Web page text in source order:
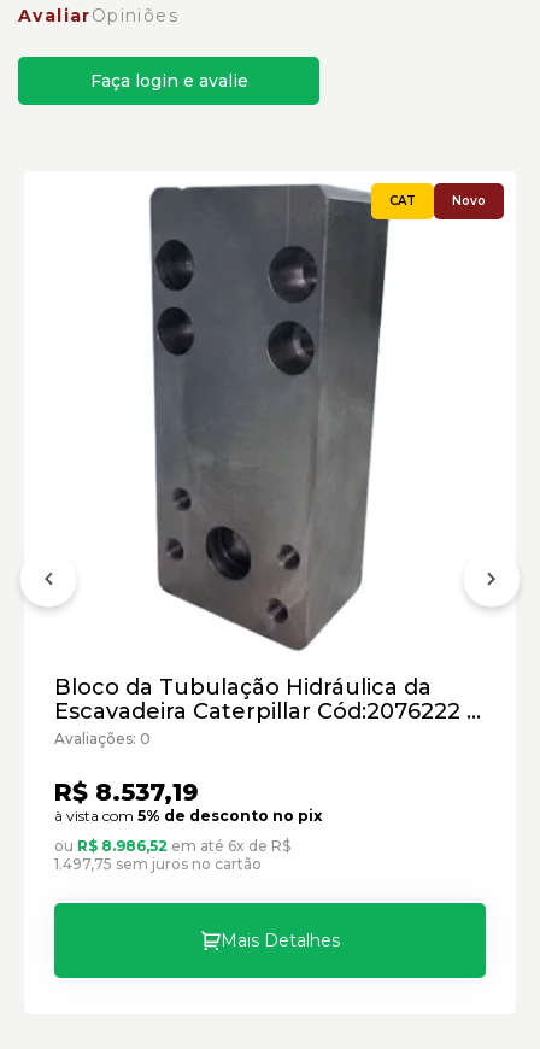
Escavadeiras Caterpillar:
Motor Caterpillar:
Material:
Modelo:
Comprimento:
Largura:
Altura:
Peso:
AvaliarOpiniões
Faça login e avalie
Novo
Bloco da Tubulação Hidráulica da
Escavadeira Caterpillar Cód:2076222 -
Novo
Avaliações: 0
R$ 8.537,19
à vista com 5% de desconto no pix
ou R$ 8.986,52 em até 6x de R$
1.497,75 sem juros no cartão
Mais Detalhes